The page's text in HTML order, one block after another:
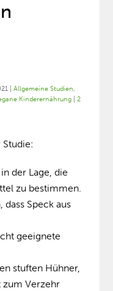
|Allgemeine Studien,
Kinderernährung |2
der Lage, die
zu bestimmen.
dass Speck aus
geeignete
stuften Hühner,
zum Verzehr